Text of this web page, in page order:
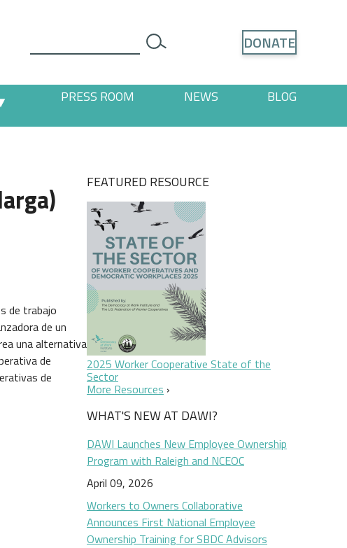
DONATE
PRESS ROOM NEWS BLOG
de trabajo
de un
una alternativa
de
de
FEATURED RESOURCE
2025 Worker Cooperative State of the
Sector
More Resources
WHAT'S NEW AT DAWI?
DAWI Launches New Employee Ownership
Program with Raleigh and NCEOC
April 09, 2026
Workers to Owners Collaborative
Announces First National Employee
Ownership Training for SBDC Advisors